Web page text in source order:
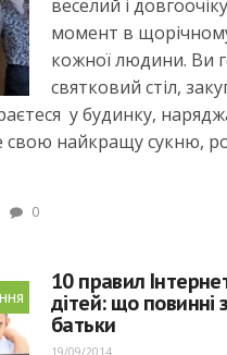
веселий і
момент в
кожної людини. Ви
святковий стіл,
у будинку,
свою найкращу сукню,
0
10 правил
дітей: що повинні
батьки
19/09/2014